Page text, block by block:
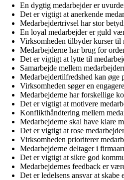
En dygtig medarbejder er
Det er vigtigt at anerkende
Medarbejdertrivsel har stor
En loyal medarbejder er guld
Virksomheden tilbyder kurser til
Medarbejderne har brug for
Det er vigtigt at lytte til
Samarbejde mellem
Medarbejdertilfredshed kan øge
Virksomheden søger en
Medarbejderne har forskellige
Det er vigtigt at motivere
Konflikthåndtering mellem
Medarbejderne skal have klare
Det er vigtigt at rose
Virksomheden prioriterer
Medarbejderne deltager i
Det er vigtigt at sikre god
Medarbejdernes feedback er
Det er ledelsens ansvar at